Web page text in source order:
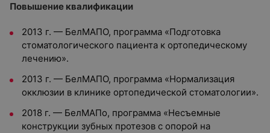
Повышение квалификации
2013 г. — БелМАПО, программа «Подготовка
стоматологического пациента к ортопедическому
лечению».
2013 г. — БелМАПО, программа «Нормализация
окклюзии в клинике ортопедической стоматологии».
2018 г. — БелМАПо, программа «Несъемные
конструкции зубных протезов с опорой на